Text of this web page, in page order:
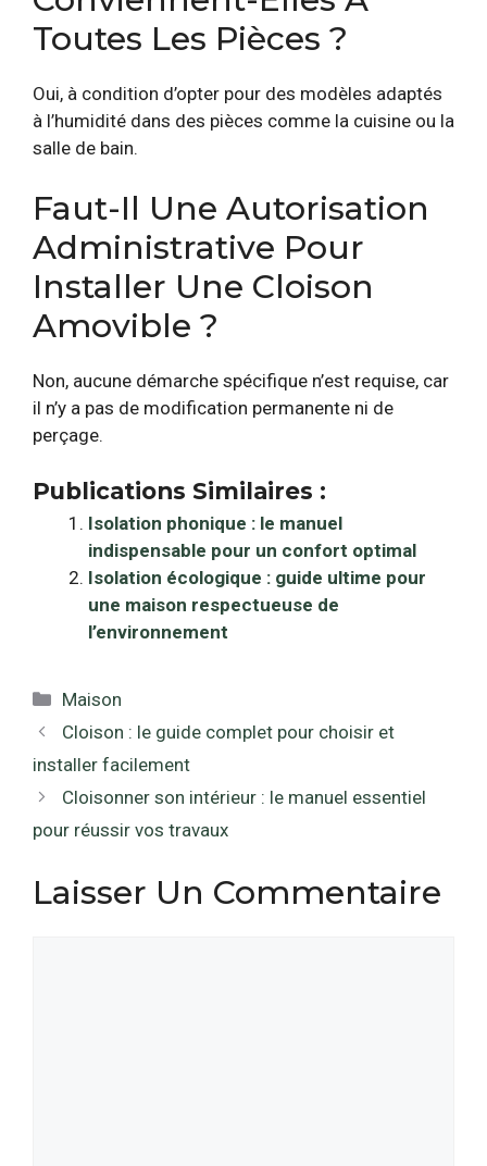
Toutes Les Pièces ?
Oui, à condition d’opter pour des modèles adaptés
à l’humidité dans des pièces comme la cuisine ou la
salle de bain.
Faut-Il Une Autorisation
Administrative Pour
Installer Une Cloison
Amovible ?
Non, aucune démarche spécifique n’est requise, car
il n’y a pas de modification permanente ni de
perçage.
Publications Similaires :
Isolation phonique : le manuel
indispensable pour un confort optimal
Isolation écologique : guide ultime pour
une maison respectueuse de
l’environnement
Catégories
Maison
Cloison : le guide complet pour choisir et
installer facilement
Cloisonner son intérieur : le manuel essentiel
pour réussir vos travaux
Laisser Un Commentaire